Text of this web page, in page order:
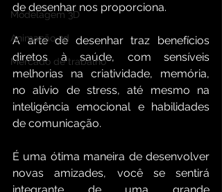
Modelagem 3D
Animação 3d
Mercado de trabalho
de desenhar nos proporciona.
A arte de desenhar traz benefícios
diretos à saúde, com sensíveis
melhorias na criatividade, memória,
no alívio de stress, até mesmo na
inteligência emocional e habilidades
de comunicação.
É uma ótima maneira de desenvolver
novas amizades, você se sentirá